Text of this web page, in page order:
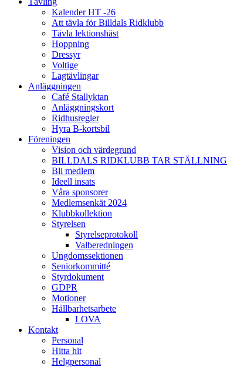
Kalender HT -26
Att tävla för Billdals Ridklubb
Tävla lektionshäst
Hoppning
Dressyr
Voltige
Lagtävlingar
Anläggningen
Café Stallyktan
Anläggningskort
Ridhusregler
Hyra B-kortsbil
Föreningen
Vision och värdegrund
BILLDALS RIDKLUBB TAR STÄLLNING
Bli medlem
Ideell insats
Våra sponsorer
Medlemsenkät 2024
Klubbkollektion
Styrelsen
Styrelseprotokoll
Valberedningen
Ungdomssektionen
Seniorkommitté
Styrdokument
GDPR
Motioner
Hållbarhetsarbete
LOVA
Kontakt
Personal
Hitta hit
Helgpersonal